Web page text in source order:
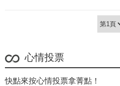
心情投票
快點來按心情投票拿菁點！